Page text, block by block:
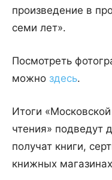
произведение в
семи лет».
Посмотреть
можно здесь.
Итоги
чтения» подведут
получат книги,
книжных